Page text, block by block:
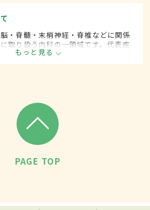
・脊髄・末梢神経・脊椎などに関係
取り扱う内科の一領域です。代表疾
各種神経変性疾患(パーキンソン病、
ど)、脊髄と末梢神経の疾患、てんか
もっと見る
PAGE TOP